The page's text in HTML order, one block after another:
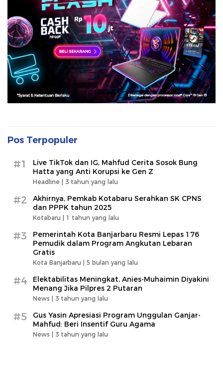
Pos Terpopuler
#1
Live TikTok dan IG, Mahfud Cerita Sosok Bung
Hatta yang Anti Korupsi ke Gen Z
Headline | 3 tahun yang lalu
#2
Akhirnya, Pemkab Kotabaru Serahkan SK CPNS
dan PPPK tahun 2025
Kotabaru | 1 tahun yang lalu
#3
Pemerintah Kota Banjarbaru Resmi Lepas 176
Pemudik dalam Program Angkutan Lebaran
Gratis
Kota Banjarbaru | 5 bulan yang lalu
#4
Elektabilitas Meningkat, Anies-Muhaimin Diyakini
Menang Jika Pilpres 2 Putaran
News | 3 tahun yang lalu
#5
Gus Yasin Apresiasi Program Unggulan Ganjar-
Mahfud: Beri Insentif Guru Agama
News | 3 tahun yang lalu